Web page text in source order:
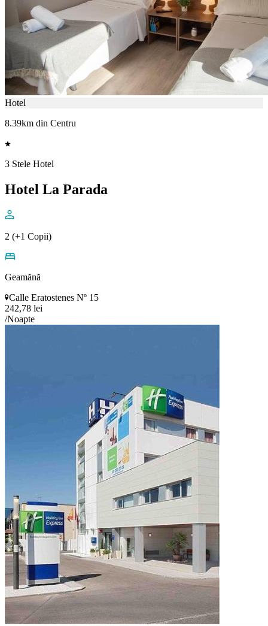
Hotel
8.39km din Centru
3 Stele Hotel
Hotel La Parada
2 (+1 Copii)
Geamănă
Calle Eratostenes Nº 15
242,78 lei
/Noapte